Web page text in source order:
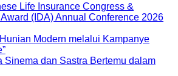
Life Insurance Congress &
(IDA) Annual Conference 2026
Modern melalui Kampanye
Sinema dan Sastra Bertemu dalam